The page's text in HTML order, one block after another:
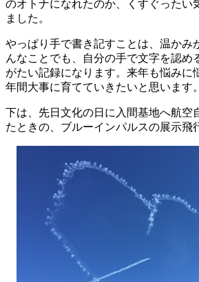
のオトナになれたのか、くすぐったい
ました。
やっぱり手で書き記すことは、温かみ
んなことでも、自分の手で文字を認め
がたい記録になります。来年も悩みに
年間大事に育てていきたいと思います。
下は、先日文化の日に入間基地へ航空
たときの、ブルーインパルスの展示飛